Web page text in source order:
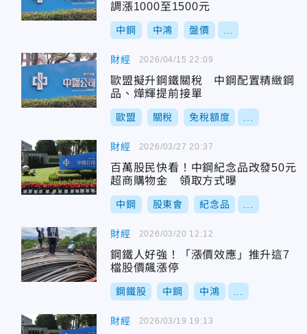
調漲1000至1500元
中鋼 中鴻 盤價
財經
歐盟擬升鋼鐵關稅 中鋼配置精緻鋼
品、燁輝提前接單
歐盟 關稅 免稅額度
2026/04/15 22:09
財經
百萬股民快看！中鋼紀念品改發50元
超商購物金 領取方式曝
中鋼 股東會 紀念品
2026/03/27 20:37
財經
鋼鐵人好強！「漲價效應」推升這7
檔股價飆漲停
鋼鐵股 中鋼 中鴻
2026/03/20 12:12
財經 2026/03/19 19:13